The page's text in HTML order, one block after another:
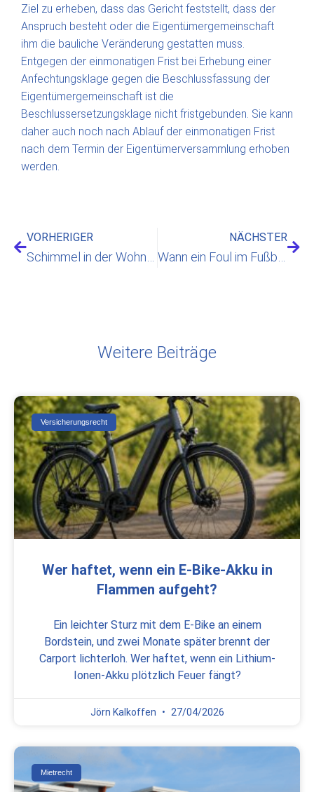
Ziel zu erheben, dass das Gericht feststellt, dass der
Anspruch besteht oder die Eigentümergemeinschaft
ihm die bauliche Veränderung gestatten muss.
Entgegen der einmonatigen Frist bei Erhebung einer
Anfechtungsklage gegen die Beschlussfassung der
Eigentümergemeinschaft ist die
Beschlussersetzungsklage nicht fristgebunden. Sie kann
daher auch noch nach Ablauf der einmonatigen Frist
nach dem Termin der Eigentümerversammlung erhoben
werden.
VORHERIGER
Schimmel in der Wohnung! Was tun?
NÄCHSTER
Wann ein Foul im Fußball zur Körperverletzung wird?
Weitere Beiträge
Versicherungsrecht
Wer haftet, wenn ein E-Bike-Akku in
Flammen aufgeht?
Ein leichter Sturz mit dem E-Bike an einem
Bordstein, und zwei Monate später brennt der
Carport lichterloh. Wer haftet, wenn ein Lithium-
Ionen-Akku plötzlich Feuer fängt?
Jörn Kalkoffen 27/04/2026
Mietrecht